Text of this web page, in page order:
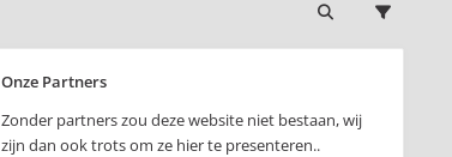
Onze Partners
Zonder partners zou deze website niet bestaan, wij
zijn dan ook trots om ze hier te presenteren..